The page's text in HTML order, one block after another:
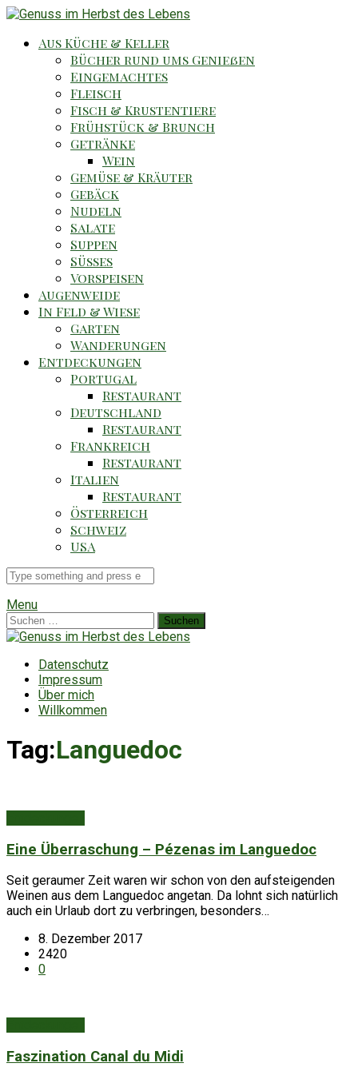
Aus Küche & Keller
Bücher rund ums Genießen
Eingemachtes
Fleisch
Fisch & Krustentiere
Frühstück & Brunch
Getränke
Wein
Gemüse & Kräuter
Gebäck
Nudeln
Salate
Suppen
Süsses
Vorspeisen
Augenweide
In Feld & Wiese
Garten
Wanderungen
Entdeckungen
Portugal
Restaurant
Deutschland
Restaurant
Frankreich
Restaurant
Italien
Restaurant
Österreich
Schweiz
USA
Suche
für
Menu
Suchen
nach:
Datenschutz
Impressum
Über mich
Willkommen
Tag:Languedoc
Eine Überraschung – Pézenas im Languedoc
Seit geraumer Zeit waren wir schon von den aufsteigenden
Weinen aus dem Languedoc angetan. Da lohnt sich natürlich
auch ein Urlaub dort zu verbringen, besonders…
8. Dezember 2017
2420
0
Faszination Canal du Midi